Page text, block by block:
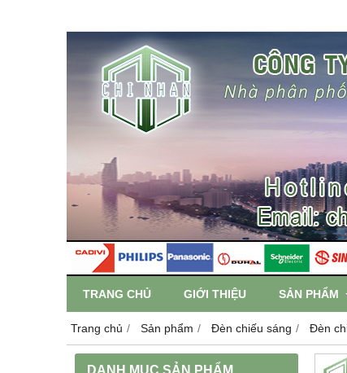
TRANG CHỦ GIỚI THIỆU SẢN PHẨM
Trang chủ Sản phẩm Đèn chiếu sáng Đèn
DANH MỤC SẢN PHẨM